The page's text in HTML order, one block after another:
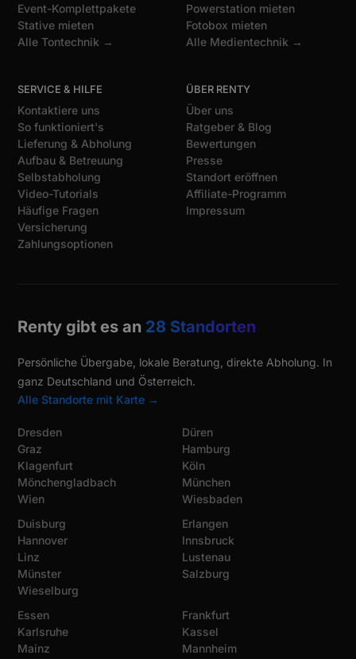
Event-Komplettpakete
Stative mieten
Alle Tontechnik →
Powerstation mieten
Fotobox mieten
Alle Medientechnik →
SERVICE & HILFE
Kontaktiere uns
So funktioniert's
Lieferung & Abholung
Aufbau & Betreuung
Selbstabholung
Video-Tutorials
Häufige Fragen
Versicherung
Zahlungsoptionen
ÜBER RENTY
Über uns
Ratgeber & Blog
Bewertungen
Presse
Standort eröffnen
Affiliate-Programm
Impressum
Renty gibt es an 28 Standorten
Persönliche Übergabe, lokale Beratung, direkte Abholung. In
ganz Deutschland und Österreich.
Alle Standorte mit Karte →
Dresden
Graz
Klagenfurt
Mönchengladbach
Wien
Düren
Hamburg
Köln
München
Wiesbaden
Duisburg
Hannover
Linz
Münster
Wieselburg
Erlangen
Innsbruck
Lustenau
Salzburg
Essen
Karlsruhe
Mainz
Frankfurt
Kassel
Mannheim